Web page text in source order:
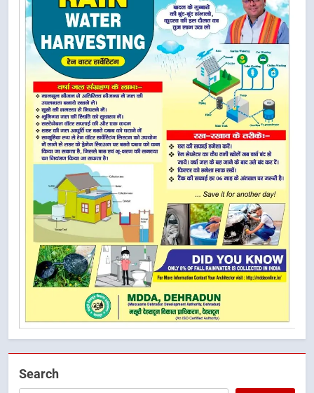
Search